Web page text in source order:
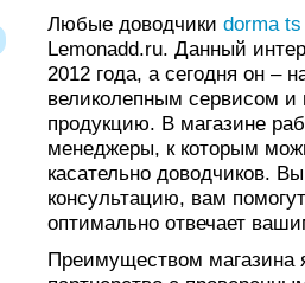
Любые доводчики dorma
Lemonadd.ru. Данный
2012 года, а сегодня он –
великолепным сервисом и
продукцию. В магазине
менеджеры, к которым
касательно доводчиков.
консультацию, вам
оптимально отвечает
Преимуществом магазина